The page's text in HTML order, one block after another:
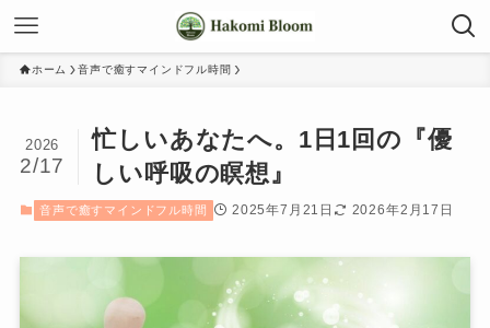
ホーム 音声で癒すマインドフル時間
忙しいあなたへ。1日1回の『優
しい呼吸の瞑想』
2026
2/17
音声で癒すマインドフル時間 2025年7月21日 2026年2月17日